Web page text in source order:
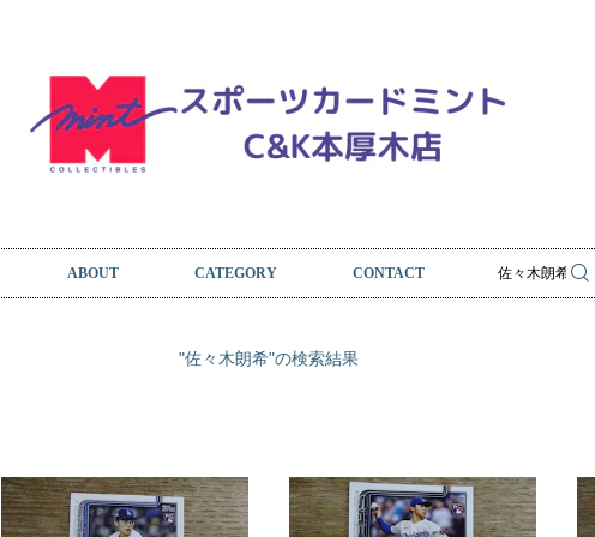
ABOUT CATEGORY CONTACT
"佐々木朗希"の検索結果